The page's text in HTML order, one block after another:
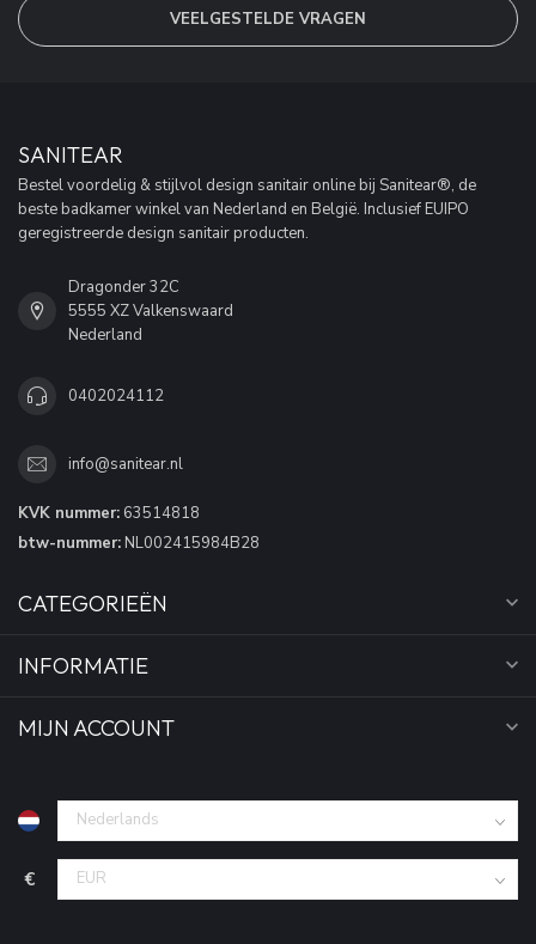
VEELGESTELDE VRAGEN
SANITEAR
Bestel voordelig & stijlvol design sanitair online bij Sanitear®, de
beste badkamer winkel van Nederland en België. Inclusief EUIPO
geregistreerde design sanitair producten.
Dragonder 32C
5555 XZ Valkenswaard
Nederland
0402024112
info@sanitear.nl
KVK nummer: 63514818
btw-nummer: NL002415984B28
CATEGORIEËN
INFORMATIE
MIJN ACCOUNT
€